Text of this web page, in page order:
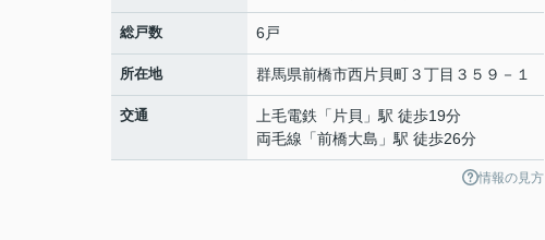
総戸数 6戸
所在地 群馬県前橋市西片貝町３丁目３５９－１
交通 上毛電鉄 「 片貝 」駅 徒歩19分
両毛線 「前橋大島 」駅 徒歩26分
情報の見方